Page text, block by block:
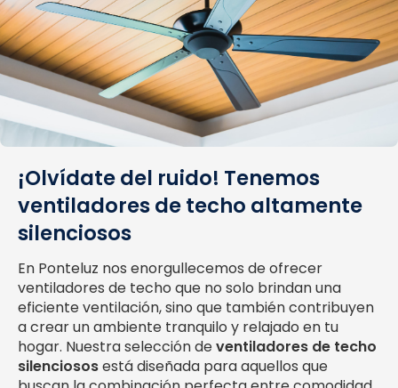
¡Olvídate del ruido! Tenemos
ventiladores de techo altamente
silenciosos
En Ponteluz nos enorgullecemos de ofrecer
ventiladores de techo que no solo brindan una
eficiente ventilación, sino que también contribuyen
a crear un ambiente tranquilo y relajado en tu
hogar. Nuestra selección deventiladores de techo
silenciososestá diseñada para aquellos que